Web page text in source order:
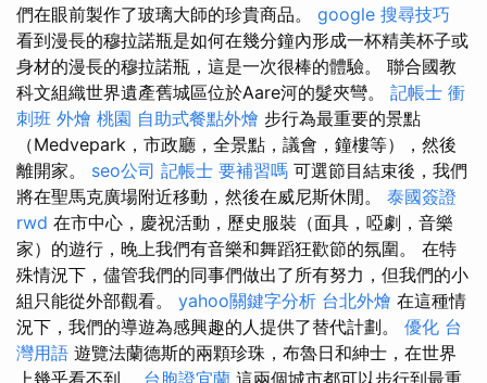
們在眼前製作了玻璃大師的珍貴商品。 google 搜尋技巧
看到漫長的穆拉諾瓶是如何在幾分鐘內形成一杯精美杯子或
身材的漫長的穆拉諾瓶，這是一次很棒的體驗。 聯合國教
科文組織世界遺產舊城區位於Aare河的髮夾彎。 記帳士 衝
刺班 外燴 桃園 自助式餐點外燴 步行為最重要的景點
（Medvepark，市政廳，全景點，議會，鐘樓等），然後
離開家。 seo公司 記帳士 要補習嗎 可選節目結束後，我們
將在聖馬克廣場附近移動，然後在威尼斯休閒。 泰國簽證
rwd 在市中心，慶祝活動，歷史服裝（面具，啞劇，音樂
家）的遊行，晚上我們有音樂和舞蹈狂歡節的氛圍。 在特
殊情況下，儘管我們的同事們做出了所有努力，但我們的小
組只能從外部觀看。 yahoo關鍵字分析 台北外燴 在這種情
況下，我們的導遊為感興趣的人提供了替代計劃。 優化 台
灣用語 遊覽法蘭德斯的兩顆珍珠，布魯日和紳士，在世界
上幾乎看不到。 台胞證宜蘭 這兩個城市都可以步行到最重